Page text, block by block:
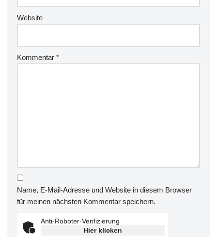
Website
Kommentar *
Name, E-Mail-Adresse und Website in diesem Browser
für meinen nächsten Kommentar speichern.
Anti-Roboter-Verifizierung
Hier klicken